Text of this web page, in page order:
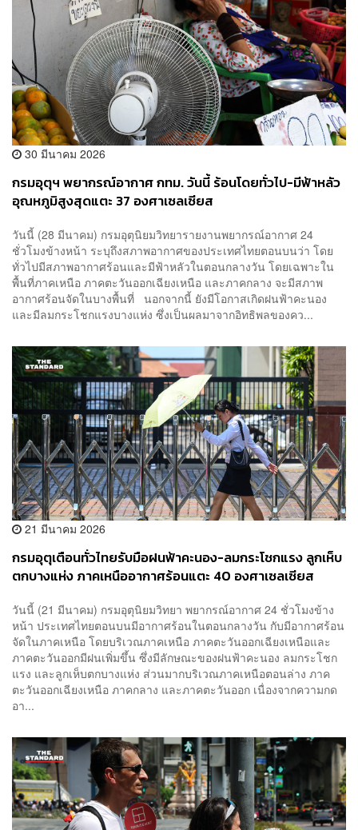
30 มีนาคม 2026
กรมอุตุฯ พยากรณ์อากาศ กทม. วันนี้ ร้อนโดยทั่วไป-มีฟ้าหลัว
อุณหภูมิสูงสุดแตะ 37 องศาเซลเซียส
​วันนี้ (28 มีนาคม) กรมอุตุนิยมวิทยารายงานพยากรณ์อากาศ 24
ชั่วโมงข้างหน้า ระบุถึงสภาพอากาศของประเทศไทยตอนบนว่า โดย
ทั่วไปมีสภาพอากาศร้อนและมีฟ้าหลัวในตอนกลางวัน โดยเฉพาะใน
พื้นที่ภาคเหนือ ภาคตะวันออกเฉียงเหนือ และภาคกลาง จะมีสภาพ
อากาศร้อนจัดในบางพื้นที่ นอกจากนี้ ยังมีโอกาสเกิดฝนฟ้าคะนอง
และมีลมกระโชกแรงบางแห่ง ซึ่งเป็นผลมาจากอิทธิพลของคว...
21 มีนาคม 2026
กรมอุตุเตือนทั่วไทยรับมือฝนฟ้าคะนอง-ลมกระโชกแรง ลูกเห็บ
ตกบางแห่ง ภาคเหนืออากาศร้อนแตะ 40 องศาเซลเซียส
วันนี้ (21 มีนาคม) กรมอุตุนิยมวิทยา พยากรณ์อากาศ 24 ชั่วโมงข้าง
หน้า ประเทศไทยตอนบนมีอากาศร้อนในตอนกลางวัน กับมีอากาศร้อน
จัดในภาคเหนือ โดยบริเวณภาคเหนือ ภาคตะวันออกเฉียงเหนือและ
ภาคตะวันออกมีฝนเพิ่มขึ้น ซึ่งมีลักษณะของฝนฟ้าคะนอง ลมกระโชก
แรง และลูกเห็บตกบางแห่ง ส่วนมากบริเวณภาคเหนือตอนล่าง ภาค
ตะวันออกเฉียงเหนือ ภาคกลาง และภาคตะวันออก เนื่องจากความกด
อา...